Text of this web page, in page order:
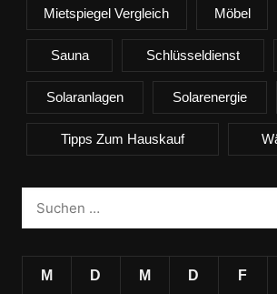
Mietspiegel Vergleich Möbel
Sauna Schlüsseldienst
Solaranlagen Solarenergie
Tipps Zum Hauskauf
M D M D F